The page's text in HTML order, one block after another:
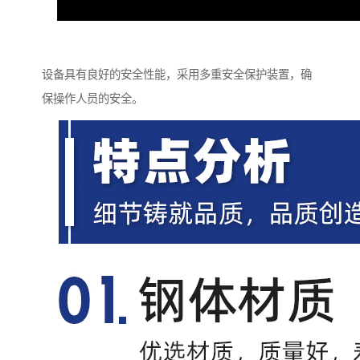
设备具有良好的安全性能，采用多重安全保护装置，确
保操作人员的安全。